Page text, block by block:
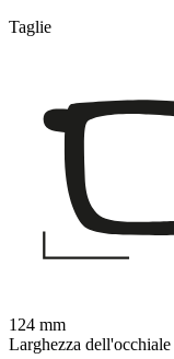
Taglie
124 mm
Larghezza dell'occhiale